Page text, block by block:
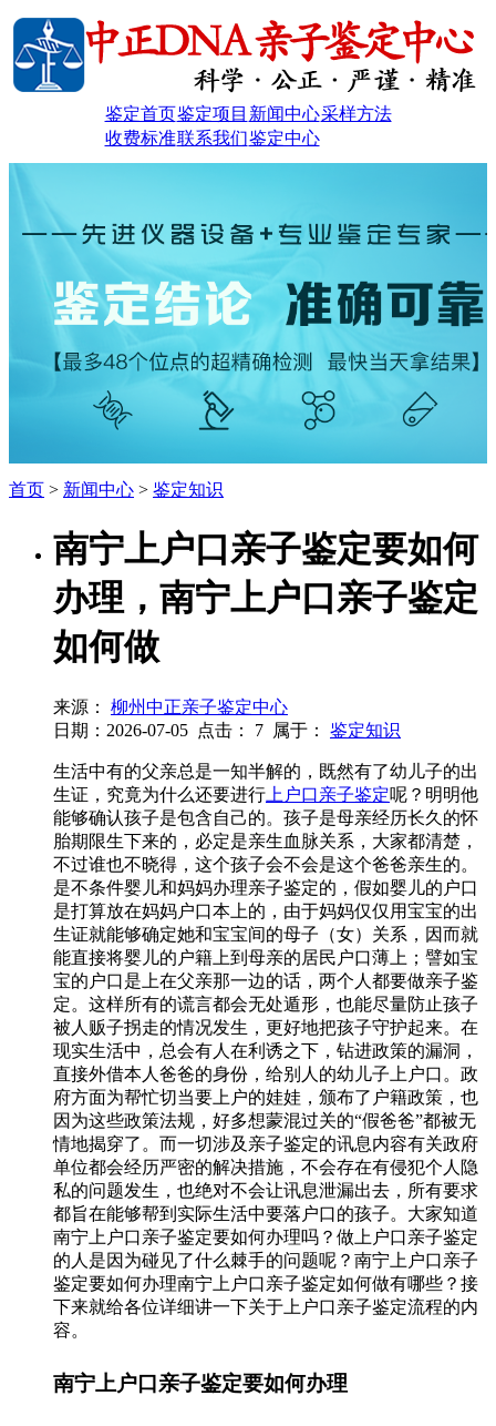
鉴定首页鉴定项目 新闻中心采样方法
收费标准联系我们鉴定中心
首页 > 新闻中心 > 鉴定知识
南宁上户口亲子鉴定要如何
办理，南宁上户口亲子鉴定
如何做
来源：
柳州中正亲子鉴定中心
日期：2026-07-05 点击： 7 属于： 鉴定知识
生活中有的父亲总是一知半解的，既然有了幼儿子的出
生证，究竟为什么还要进行 上户口亲子鉴定呢？明明他
能够确认孩子是包含自己的。孩子是母亲经历长久的怀
胎期限生下来的，必定是亲生血脉关系，大家都清楚，
不过谁也不晓得，这个孩子会不会是这个爸爸亲生的。
是不条件婴儿和妈妈办理亲子鉴定的，假如婴儿的户口
是打算放在妈妈户口本上的，由于妈妈仅仅用宝宝的出
生证就能够确定她和宝宝间的母子（女）关系，因而就
能直接将婴儿的户籍上到母亲的居民户口薄上；譬如宝
宝的户口是上在父亲那一边的话，两个人都要做亲子鉴
定。这样所有的谎言都会无处遁形，也能尽量防止孩子
被人贩子拐走的情况发生，更好地把孩子守护起来。在
现实生活中，总会有人在利诱之下，钻进政策的漏洞，
直接外借本人爸爸的身份，给别人的幼儿子上户口。政
府方面为帮忙切当要上户的娃娃，颁布了户籍政策，也
因为这些政策法规，好多想蒙混过关的“假爸爸”都被无
情地揭穿了。而一切涉及亲子鉴定的讯息内容有关政府
单位都会经历严密的解决措施，不会存在有侵犯个人隐
私的问题发生，也绝对不会让讯息泄漏出去，所有要求
都旨在能够帮到实际生活中要落户口的孩子。大家知道
南宁上户口亲子鉴定要如何办理吗？做上户口亲子鉴定
的人是因为碰见了什么棘手的问题呢？南宁上户口亲子
鉴定要如何办理南宁上户口亲子鉴定如何做有哪些？接
下来就给各位详细讲一下关于上户口亲子鉴定流程的内
容。
南宁上户口亲子鉴定要如何办理